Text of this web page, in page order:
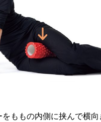
ももの内側に挟んで横向